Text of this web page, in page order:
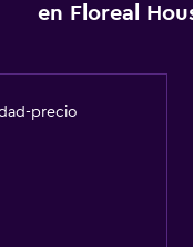
en Floreal
precio